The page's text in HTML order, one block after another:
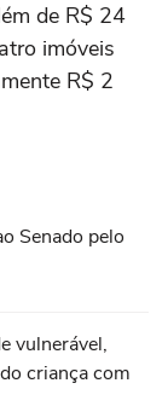
de R$ 24
imóveis
R$ 2
Senado pelo
vulnerável,
criança com